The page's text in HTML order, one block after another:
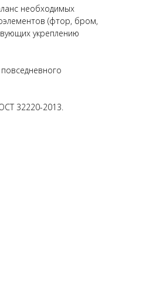
необходимых
(фтор, бром,
укреплению
32220-2013.